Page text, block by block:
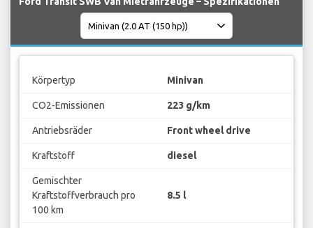
Körpertyp Minivan
CO2-Emissionen 223 g/km
Antriebsräder Front wheel drive
Kraftstoff diesel
Gemischter
Kraftstoffverbrauch pro
100 km
8.5 l